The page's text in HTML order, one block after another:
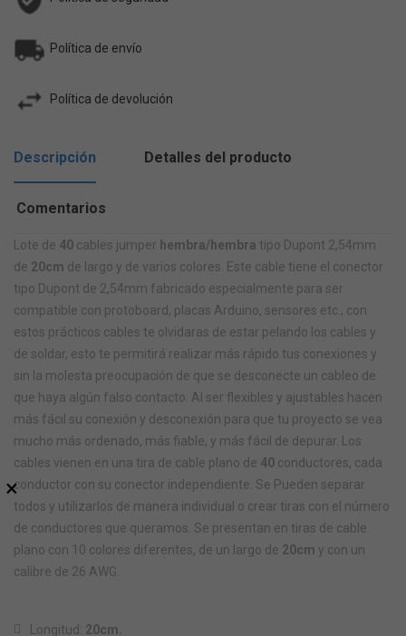
Política de envío
Política de devolución
Descripción Detalles del producto
Comentarios
Lote de 40 cables jumper hembra/hembra tipo Dupont 2,54mm
de 20cm de largo y de varios colores. Este cable tiene el conector
tipo Dupont de 2,54mm fabricado especialmente para ser
compatible con protoboard, placas Arduino, sensores etc., con
estos prácticos cables te olvidaras de estar pelando los cables y
de soldar, esto te permitirá realizar más rápido tus conexiones y
sin la molesta preocupación de que se desconecte un cableo de
que haya algún falso contacto. Al ser flexibles y ajustables hacen
más fácil su conexión y desconexión para que tu proyecto se vea
mucho más ordenado, más fiable, y más fácil de depurar. Los
cables vienen en una tira de cable plano de 40 conductores, cada
conductor con su conector independiente. Se Pueden separar
todos y utilizarlos de manera individual o crear tiras con el número
de conductores que queramos. Se presentan en tiras de cable
plano con 10 colores diferentes, de un largo de 20cm y con un
calibre de 26 AWG.
Longitud: 20cm.
×